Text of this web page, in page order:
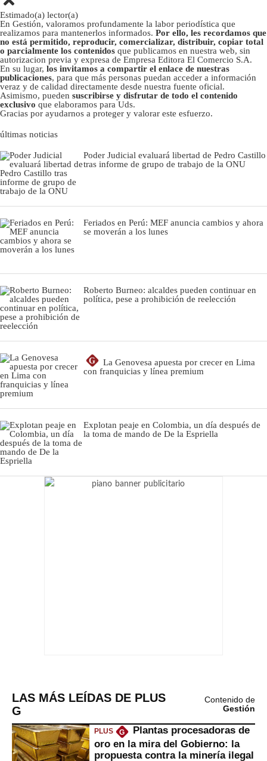
Estimado(a) lector(a)
En Gestión, valoramos profundamente la labor periodística que
realizamos para mantenerlos informados. Por ello, les recordamos que
no está permitido, reproducir, comercializar, distribuir, copiar total
o parcialmente los contenidos que publicamos en nuestra web, sin
autorizacion previa y expresa de Empresa Editora El Comercio S.A.
En su lugar, los invitamos a compartir el enlace de nuestras
publicaciones, para que más personas puedan acceder a información
veraz y de calidad directamente desde nuestra fuente oficial.
Asimismo, pueden suscribirse y disfrutar de todo el contenido
exclusivo que elaboramos para Uds.
Gracias por ayudarnos a proteger y valorar este esfuerzo.
últimas noticias
Poder Judicial evaluará libertad de Pedro Castillo
tras informe de grupo de trabajo de la ONU
Feriados en Perú: MEF anuncia cambios y ahora
se moverán a los lunes
Roberto Burneo: alcaldes pueden continuar en
política, pese a prohibición de reelección
G
La Genovesa apuesta por crecer en Lima
con franquicias y línea premium
Explotan peaje en Colombia, un día después de
la toma de mando de De la Espriella
LAS MÁS LEÍDAS DE PLUS
G
Contenido de
Gestión
PLUS G
Plantas procesadoras de
oro en la mira del Gobierno: la
propuesta contra la minería ilegal